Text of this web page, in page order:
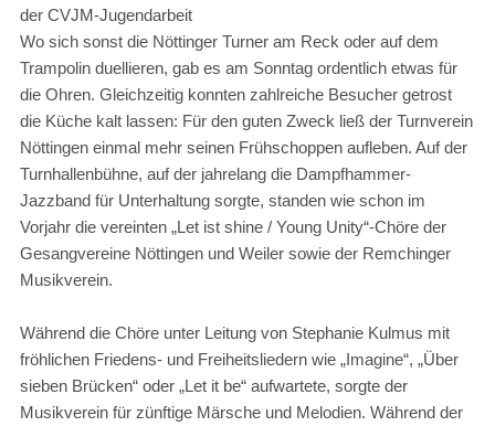
der CVJM-Jugendarbeit
Wo sich sonst die Nöttinger Turner am Reck oder auf dem
Trampolin duellieren, gab es am Sonntag ordentlich etwas für
die Ohren. Gleichzeitig konnten zahlreiche Besucher getrost
die Küche kalt lassen: Für den guten Zweck ließ der Turnverein
Nöttingen einmal mehr seinen Frühschoppen aufleben. Auf der
Turnhallenbühne, auf der jahrelang die Dampfhammer-
Jazzband für Unterhaltung sorgte, standen wie schon im
Vorjahr die vereinten „Let ist shine / Young Unity“-Chöre der
Gesangvereine Nöttingen und Weiler sowie der Remchinger
Musikverein.
Während die Chöre unter Leitung von Stephanie Kulmus mit
fröhlichen Friedens- und Freiheitsliedern wie „Imagine“, „Über
sieben Brücken“ oder „Let it be“ aufwartete, sorgte der
Musikverein für zünftige Märsche und Melodien. Während der